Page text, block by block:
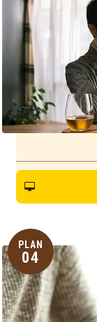
PLAN
04